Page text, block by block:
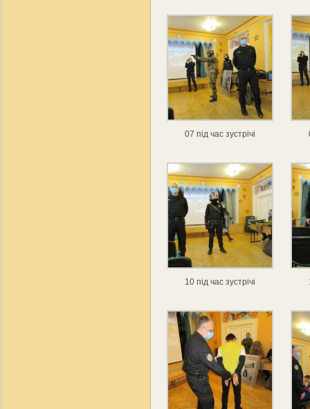
07 під час зустрічі
10 під час зустрічі